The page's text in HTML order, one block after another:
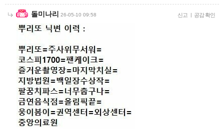
돌미나리 26-05-10 09:58 신고 | 공감 확인